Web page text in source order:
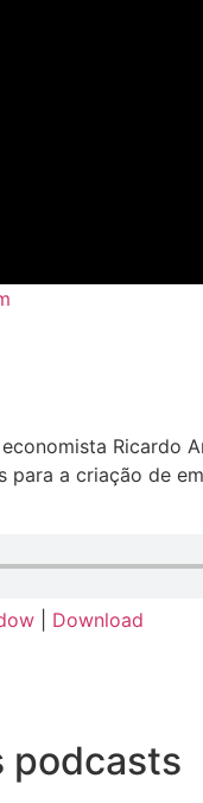
Ricardo
para a criação de
Download
podcasts